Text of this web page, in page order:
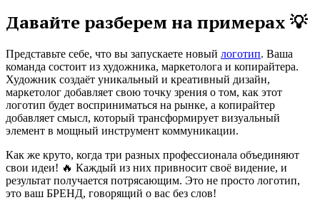
Давайте разберем на примерах 💡
Представьте себе, что вы запускаете новый логотип. Ваша
команда состоит из художника, маркетолога и копирайтера.
Художник создаёт уникальный и креативный дизайн,
маркетолог добавляет свою точку зрения о том, как этот
логотип будет восприниматься на рынке, а копирайтер
добавляет смысл, который трансформирует визуальный
элемент в мощный инструмент коммуникации.
Как же круто, когда три разных профессионала объединяют
свои идеи! 🔥 Каждый из них привносит своё видение, и
результат получается потрясающим. Это не просто логотип,
это ваш БРЕНД, говорящий о вас без слов!